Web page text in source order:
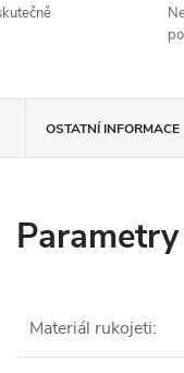
OSTATNÍ INFORMACE
Materiál rukojeti: